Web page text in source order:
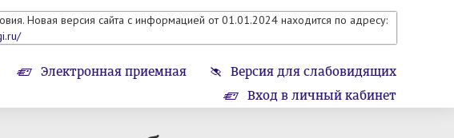
Новая версия сайта с информацией от 01.01.2024 находится по адресу:
Электронная приемная
Версия для слабовидящих
Вход в личный кабинет